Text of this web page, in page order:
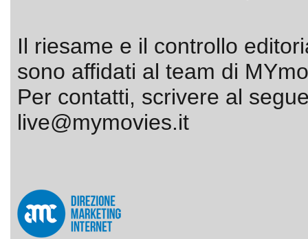
Il riesame e il controllo
sono affidati al team di
Per contatti, scrivere al
live@mymovies.it